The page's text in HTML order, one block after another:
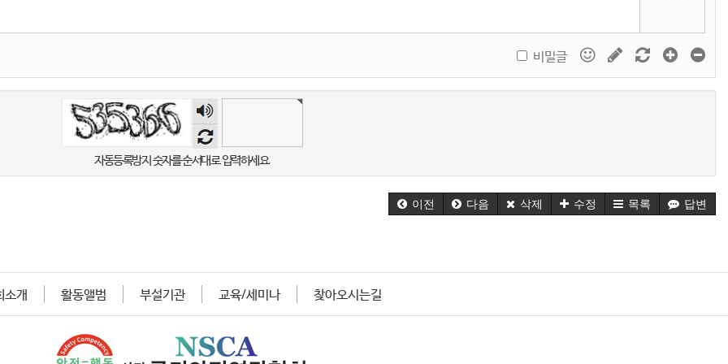
비밀글
숫자
음성
듣기
자동등록방지 숫자를 순서대로 입력하세요.
이전 다음 삭제 수정 목록 답변
소개 활동앨범 부설기관 교육/세미나 찾아오시는길